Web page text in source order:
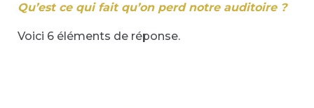
Qu’est ce qui fait qu’on perd notre auditoire ?
Voici 6 éléments de réponse.